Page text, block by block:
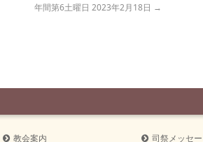
年間第6土曜日 2023年2月18日 →
教会案内 司祭メッセ